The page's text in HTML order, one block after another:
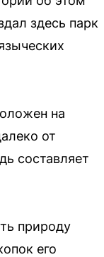
здесь парк
на
от
составляет
природу
его